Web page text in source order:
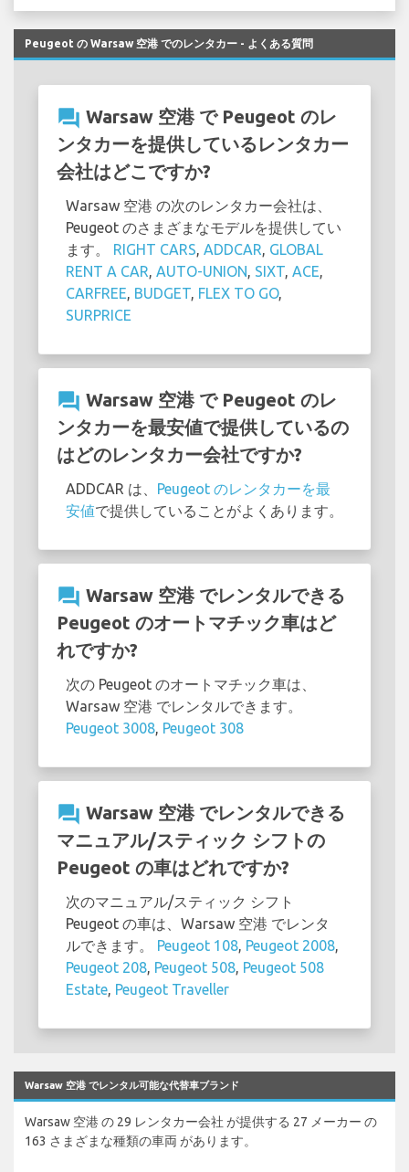
Peugeot の Warsaw 空港 でのレンタカー - よくある質問
question_answer Warsaw 空港 で Peugeot のレ
ンタカーを提供しているレンタカー
会社はどこですか?
Warsaw 空港 の次のレンタカー会社は、
Peugeot のさまざまなモデルを提供してい
ます。 RIGHT CARS, ADDCAR, GLOBAL
RENT A CAR, AUTO-UNION, SIXT, ACE,
CARFREE, BUDGET, FLEX TO GO,
SURPRICE
question_answer Warsaw 空港 で Peugeot のレ
ンタカーを最安値で提供しているの
はどのレンタカー会社ですか?
ADDCAR は、 Peugeot のレンタカーを最
安値で提供していることがよくあります。
question_answer Warsaw 空港 でレンタルできる
Peugeot のオートマチック車はど
れですか?
次の Peugeot のオートマチック車は、
Warsaw 空港 でレンタルできます。
Peugeot 3008, Peugeot 308
question_answer Warsaw 空港 でレンタルできる
マニュアル/スティック シフトの
Peugeot の車はどれですか?
次のマニュアル/スティック シフト
Peugeot の車は、Warsaw 空港 でレンタ
ルできます。 Peugeot 108, Peugeot 2008,
Peugeot 208, Peugeot 508, Peugeot 508
Estate, Peugeot Traveller
Warsaw 空港 でレンタル可能な代替車ブランド
Warsaw 空港 の 29 レンタカー会社 が提供する 27 メーカー の
163 さまざまな種類の車両 があります。